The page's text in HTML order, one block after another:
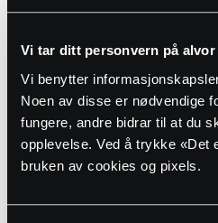
Vi tar ditt personvern på alvor
Vi benytter
Noen av disse er nødvendige
fungere, andre bidrar til at du
opplevelse. Ved å trykke «Det
bruken av cookies og pixels.
2528733 5008648
2528735 5008649
2528737 5008650
5008651
2528742 5008652